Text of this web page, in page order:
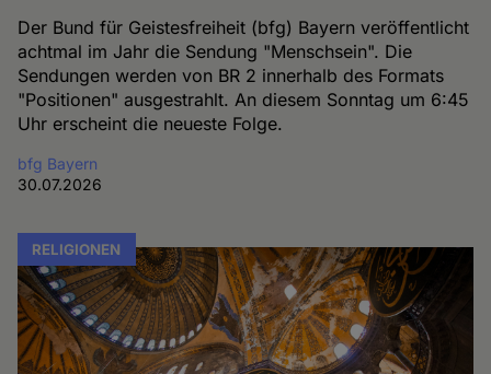
Der Bund für Geistesfreiheit (bfg) Bayern veröffentlicht
achtmal im Jahr die Sendung "Menschsein". Die
Sendungen werden von BR 2 innerhalb des Formats
"Positionen" ausgestrahlt. An diesem Sonntag um 6:45
Uhr erscheint die neueste Folge.
bfg Bayern
30.07.2026
RELIGIONEN